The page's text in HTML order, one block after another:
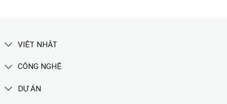
VIỆT NHẬT
CÔNG NGHỆ
DỰ ÁN